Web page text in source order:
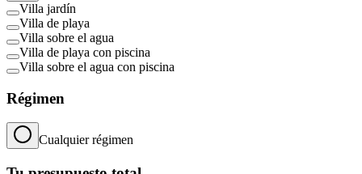
Villa jardín
Villa de playa
Villa sobre el agua
Villa de playa con piscina
Villa sobre el agua con piscina
Régimen
Cualquier régimen